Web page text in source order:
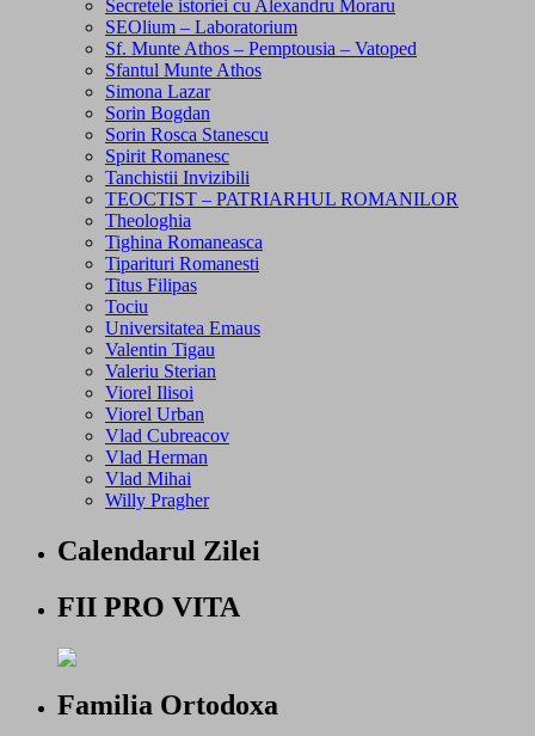
Secretele istoriei cu Alexandru Moraru
SEOlium – Laboratorium
Sf. Munte Athos – Pemptousia – Vatoped
Sfantul Munte Athos
Simona Lazar
Sorin Bogdan
Sorin Rosca Stanescu
Spirit Romanesc
Tanchistii Invizibili
TEOCTIST – PATRIARHUL ROMANILOR
Theologhia
Tighina Romaneasca
Tiparituri Romanesti
Titus Filipas
Tociu
Universitatea Emaus
Valentin Tigau
Valeriu Sterian
Viorel Ilisoi
Viorel Urban
Vlad Cubreacov
Vlad Herman
Vlad Mihai
Willy Pragher
Calendarul Zilei
FII PRO VITA
Familia Ortodoxa